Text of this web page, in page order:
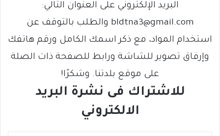
البريد الإلكتروني على العنوان التالي:
bldtna3@gmail.com والطلب بالتوقف عن
استخدام المواد، مع ذكر اسمك الكامل ورقم هاتفك
وإرفاق تصوير للشاشة ورابط للصفحة ذات الصلة
على موقع بلدتنا. وشكرًا!
للاشتراك فى نشرة البريد
الالكتروني